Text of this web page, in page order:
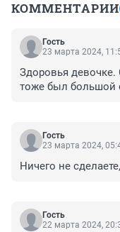
КОММЕНТАРИИ
Гость
23 марта 2024,
Здоровья
тоже был большой
Гость
23 марта 2024,
Ничего не
Гость
22 марта 2024,